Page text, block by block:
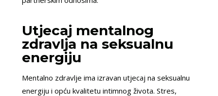
Utjecaj mentalnog
zdravlja na seksualnu
energiju
Mentalno zdravlje ima izravan utjecaj na seksualnu
energiju i opću kvalitetu intimnog života. Stres,